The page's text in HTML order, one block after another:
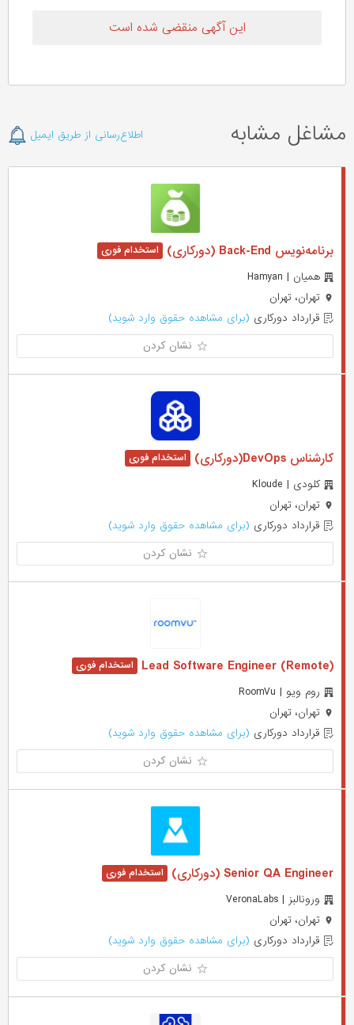
این آگهی منقضی شده است
مشاغل مشابه اطلاع‌رسانی از طریق ایمیل
برنامه‌نویس Back-End (دورکاری)
همیان | Hamyan
تهران، تهران
قرارداد دورکاری (برای مشاهده حقوق وارد شوید)
نشان کردن
کارشناس DevOps(دورکاری)
کلودی | Kloude
تهران، تهران
قرارداد دورکاری (برای مشاهده حقوق وارد شوید)
نشان کردن
(Lead Software Engineer (Remote
روم ویو | RoomVu
تهران، تهران
قرارداد دورکاری (برای مشاهده حقوق وارد شوید)
نشان کردن
Senior QA Engineer (دورکاری)
ورونالبز | VeronaLabs
تهران، تهران
قرارداد دورکاری (برای مشاهده حقوق وارد شوید)
نشان کردن